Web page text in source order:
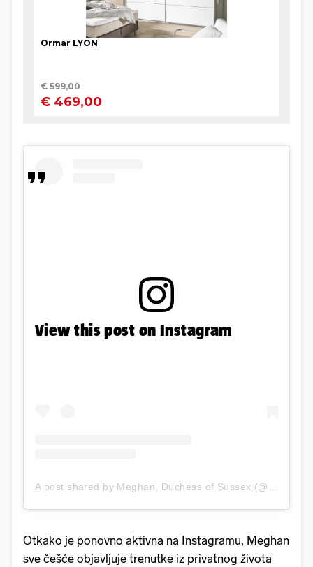
View this post on Instagram
A post shared by Meghan, Duchess of Sussex (@meghan)
Otkako je ponovno aktivna na Instagramu, Meghan
sve češće objavljuje trenutke iz privatnog života